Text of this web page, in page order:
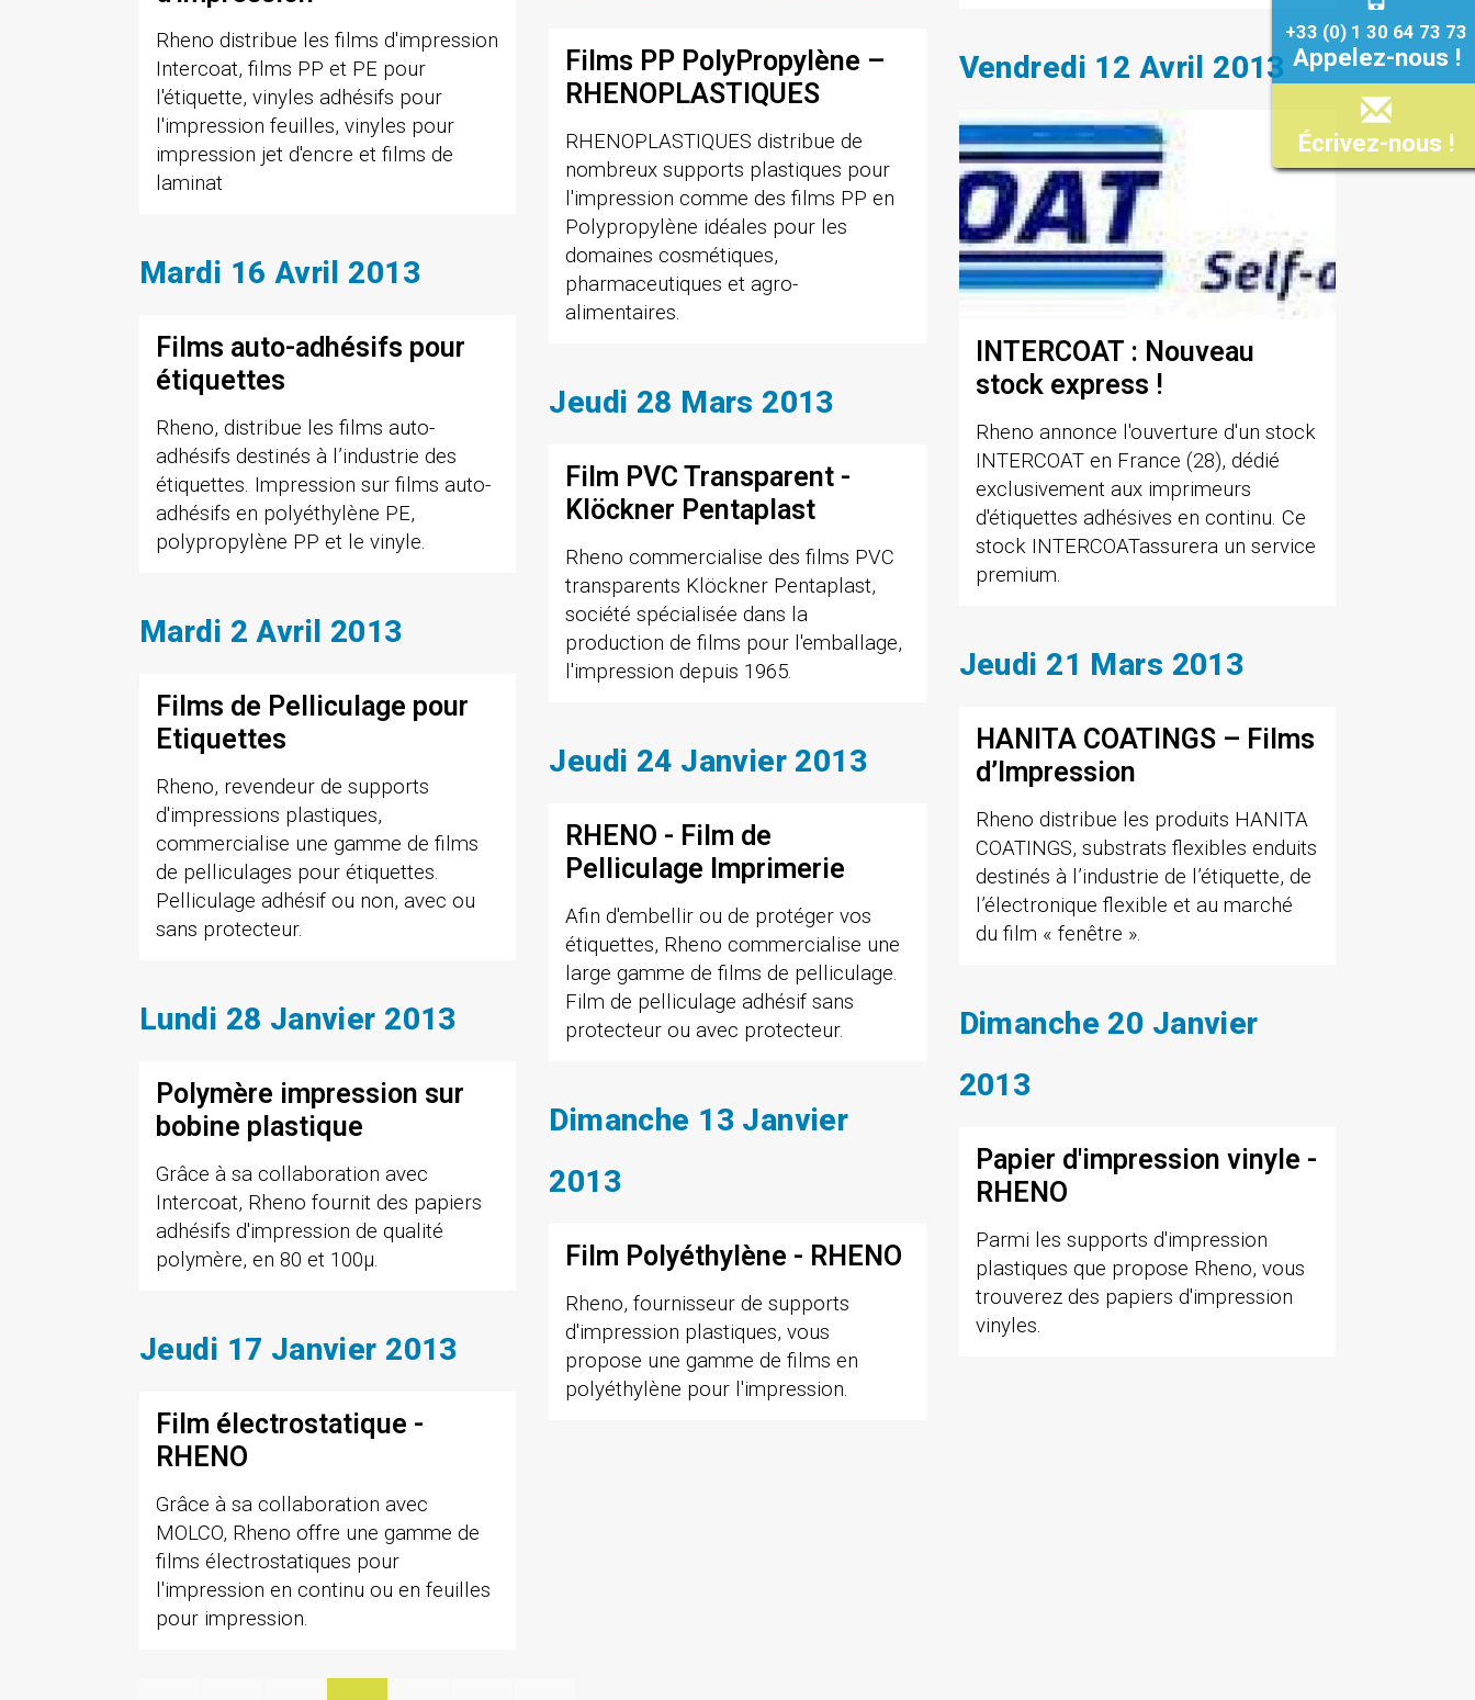
Rheno distribue les films d'impression
Intercoat, films PP et PE pour
l'étiquette, vinyles adhésifs pour
l'impression feuilles, vinyles pour
impression jet d'encre et films de
laminat
Mardi 16 Avril 2013
Films auto-adhésifs pour
étiquettes
Rheno, distribue les films auto-
adhésifs destinés à l’industrie des
étiquettes. Impression sur films auto-
adhésifs en polyéthylène PE,
polypropylène PP et le vinyle.
Mardi 2 Avril 2013
Films de Pelliculage pour
Etiquettes
Rheno, revendeur de supports
d'impressions plastiques,
commercialise une gamme de films
de pelliculages pour étiquettes.
Pelliculage adhésif ou non, avec ou
sans protecteur.
Lundi 28 Janvier 2013
Polymère impression sur
bobine plastique
Grâce à sa collaboration avec
Intercoat, Rheno fournit des papiers
adhésifs d'impression de qualité
polymère, en 80 et 100µ.
Jeudi 17 Janvier 2013
Film électrostatique -
RHENO
Grâce à sa collaboration avec
MOLCO, Rheno offre une gamme de
films électrostatiques pour
l'impression en continu ou en feuilles
pour impression.
Films PP PolyPropylène –
RHENOPLASTIQUES
RHENOPLASTIQUES distribue de
nombreux supports plastiques pour
l'impression comme des films PP en
Polypropylène idéales pour les
domaines cosmétiques,
pharmaceutiques et agro-
alimentaires.
Jeudi 28 Mars 2013
Film PVC Transparent -
Klöckner Pentaplast
Rheno commercialise des films PVC
transparents Klöckner Pentaplast,
société spécialisée dans la
production de films pour l'emballage,
l'impression depuis 1965.
Jeudi 24 Janvier 2013
RHENO - Film de
Pelliculage Imprimerie
Afin d'embellir ou de protéger vos
étiquettes, Rheno commercialise une
large gamme de films de pelliculage.
Film de pelliculage adhésif sans
protecteur ou avec protecteur.
Dimanche 13 Janvier
2013
Film Polyéthylène - RHENO
Rheno, fournisseur de supports
d'impression plastiques, vous
propose une gamme de films en
polyéthylène pour l'impression.
Vendredi 12 Avril 2013
INTERCOAT : Nouveau
stock express !
Rheno annonce l'ouverture d'un stock
INTERCOAT en France (28), dédié
exclusivement aux imprimeurs
d'étiquettes adhésives en continu. Ce
stock INTERCOATassurera un service
premium.
Jeudi 21 Mars 2013
HANITA COATINGS – Films
d’Impression
Rheno distribue les produits HANITA
COATINGS, substrats flexibles enduits
destinés à l’industrie de l’étiquette, de
l’électronique flexible et au marché
du film « fenêtre ».
Dimanche 20 Janvier
2013
Papier d'impression vinyle -
RHENO
Parmi les supports d'impression
plastiques que propose Rheno, vous
trouverez des papiers d'impression
vinyles.
+33 (0) 1 30 64 73 73
Appelez-nous !
Écrivez-nous !